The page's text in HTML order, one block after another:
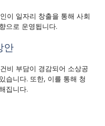
이 일자리 창출을 통해 사회
으로 운영됩니다.
안
비 부담이 경감되어 소상공
습니다. 또한, 이를 통해 청
집니다.